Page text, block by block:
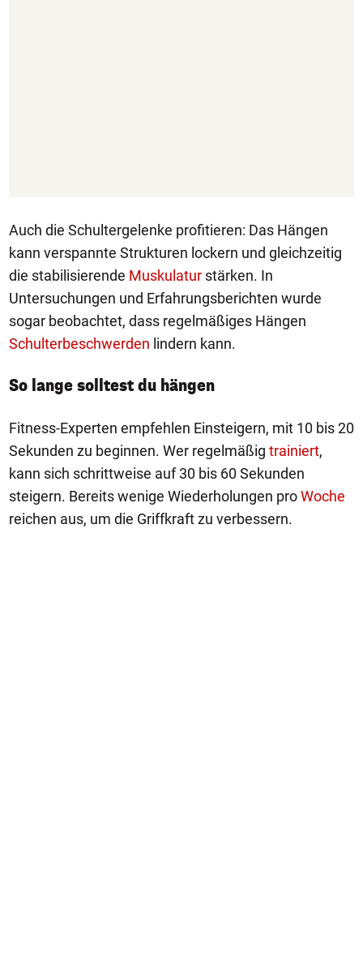
Auch die Schultergelenke profitieren: Das Hängen
kann verspannte Strukturen lockern und gleichzeitig
die stabilisierende Muskulatur stärken. In
Untersuchungen und Erfahrungsberichten wurde
sogar beobachtet, dass regelmäßiges Hängen
Schulterbeschwerden lindern kann.
So lange solltest du hängen
Fitness-Experten empfehlen Einsteigern, mit 10 bis 20
Sekunden zu beginnen. Wer regelmäßig trainiert,
kann sich schrittweise auf 30 bis 60 Sekunden
steigern. Bereits wenige Wiederholungen proWoche
reichen aus, um die Griffkraft zu verbessern.